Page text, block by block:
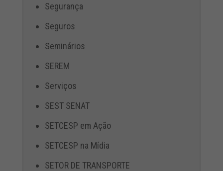
Segurança
Seguros
Seminários
SEREM
Serviços
SEST SENAT
SETCESP em Ação
SETCESP na Mídia
SETOR DE TRANSPORTE